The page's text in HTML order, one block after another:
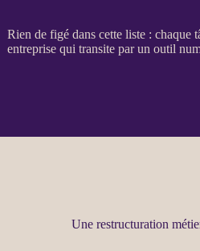
Rien de figé dans cette liste : chaque
entreprise qui transite par un outil
Une restructuration